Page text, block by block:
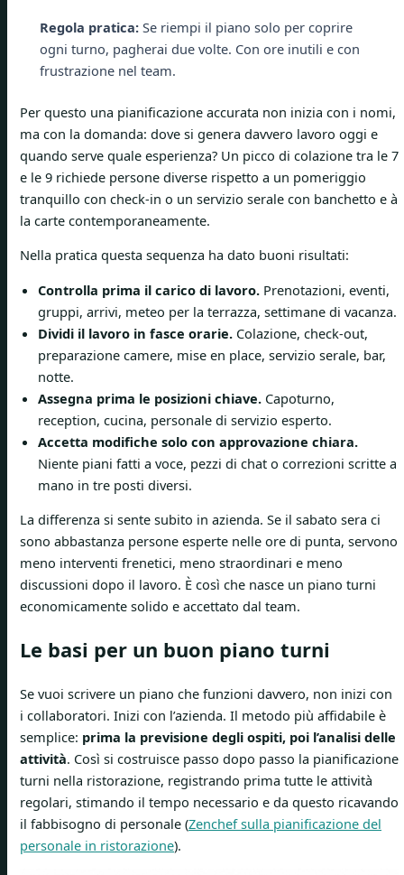
Regola pratica:Se riempi il piano solo per coprire
ogni turno, pagherai due volte. Con ore inutili e con
frustrazione nel team.
Per questo una pianificazione accurata non inizia con i nomi,
ma con la domanda: dove si genera davvero lavoro oggi e
quando serve quale esperienza? Un picco di colazione tra le 7
e le 9 richiede persone diverse rispetto a un pomeriggio
tranquillo con check-in o un servizio serale con banchetto e à
la carte contemporaneamente.
Nella pratica questa sequenza ha dato buoni risultati:
Controlla prima il carico di lavoro. Prenotazioni, eventi,
gruppi, arrivi, meteo per la terrazza, settimane di vacanza.
Dividi il lavoro in fasce orarie. Colazione, check-out,
preparazione camere, mise en place, servizio serale, bar,
notte.
Assegna prima le posizioni chiave. Capoturno,
reception, cucina, personale di servizio esperto.
Accetta modifiche solo con approvazione chiara.
Niente piani fatti a voce, pezzi di chat o correzioni scritte a
mano in tre posti diversi.
La differenza si sente subito in azienda. Se il sabato sera ci
sono abbastanza persone esperte nelle ore di punta, servono
meno interventi frenetici, meno straordinari e meno
discussioni dopo il lavoro. È così che nasce un piano turni
economicamente solido e accettato dal team.
Le basi per un buon piano turni
Se vuoi scrivere un piano che funzioni davvero, non inizi con
i collaboratori. Inizi con l’azienda. Il metodo più affidabile è
semplice: prima la previsione degli ospiti, poi l’analisi delle
attività. Così si costruisce passo dopo passo la pianificazione
turni nella ristorazione, registrando prima tutte le attività
regolari, stimando il tempo necessario e da questo ricavando
il fabbisogno di personale (Zenchef sulla pianificazione del
personale in ristorazione).